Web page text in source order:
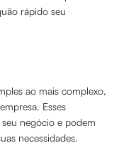
rápido seu
ao mais complexo,
Esses
negócio e podem
necessidades.